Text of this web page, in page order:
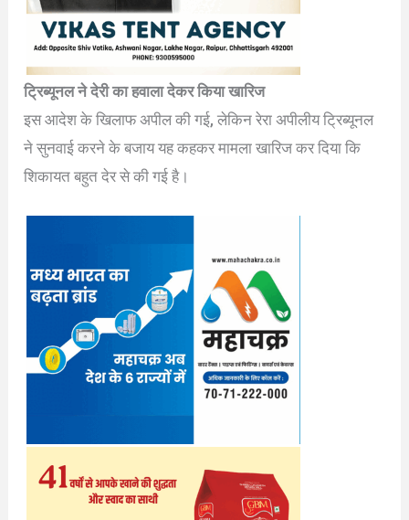
ट्रिब्यूनल ने देरी का हवाला देकर किया खारिज
इस आदेश के खिलाफ अपील की गई, लेकिन रेरा अपीलीय ट्रिब्यूनल
ने सुनवाई करने के बजाय यह कहकर मामला खारिज कर दिया कि
शिकायत बहुत देर से की गई है।